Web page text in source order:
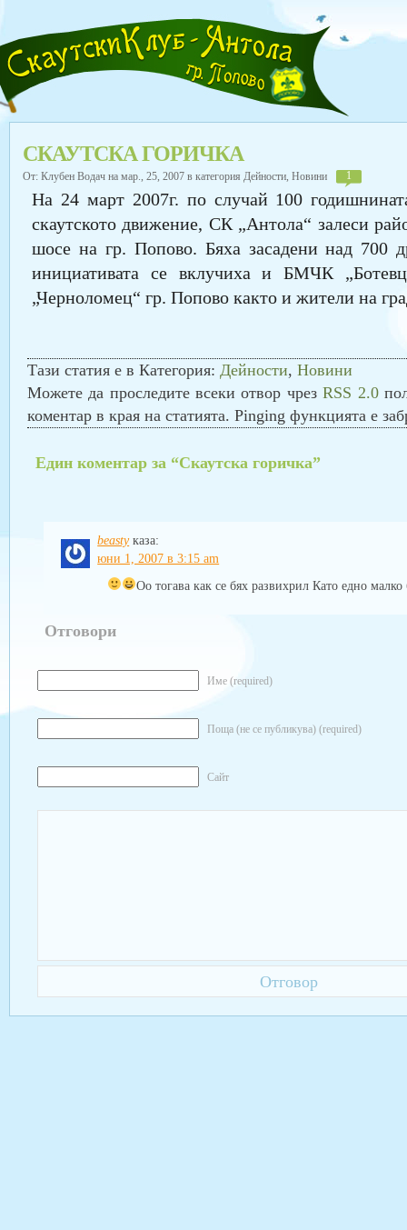
СКАУТСКА ГОРИЧКА
От: Клубен Водач на мар., 25, 2007 в категория Дейности, Новини 1
На 24 март 2007г. по случай 100
скаутското движение, СК „Антола“ залеси
шосе на гр. Попово. Бяха засадени над 700
инициативата се вклучиха и БМЧК
„Черноломец“ гр. Попово както и жители на
Тази статия е в Категория: Дейности, Новини
Можете да проследите всеки отвор чрезRSS 2.0
коментар в края на статията. Pinging функцията е
Един коментар за “Скаутска горичка”
beasty каза:
юни 1, 2007 в 3:15 am
Оо тогава как се бях развихрилКато едно малко
Отговори
Име (required)
Поща (не се публикува) (required)
Сайт